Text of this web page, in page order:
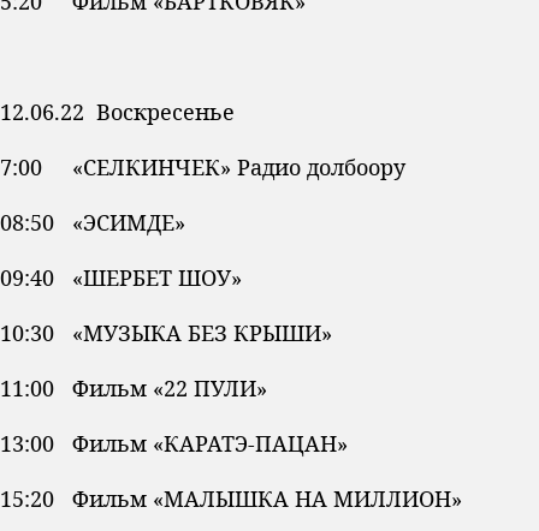
12.06.22 Воскресенье
7:00 «СЕЛКИНЧЕК» Радио долбоору
08:50 «ЭСИМДЕ»
09:40 «ШЕРБЕТ ШОУ»
10:30 «МУЗЫКА БЕЗ КРЫШИ»
11:00 Фильм «22 ПУЛИ»
13:00 Фильм «КАРАТЭ-ПАЦАН»
15:20 Фильм «МАЛЫШКА НА МИЛЛИОН»